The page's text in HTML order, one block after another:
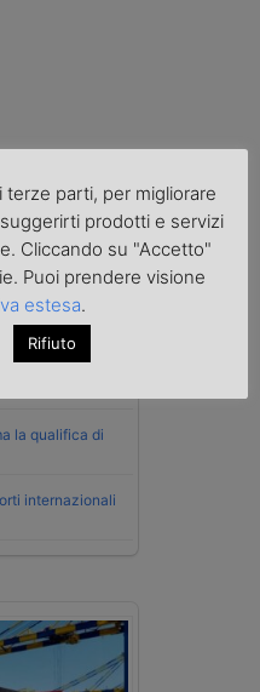
Strada punta
per infortunio
la qualifica di
internazionali
parti, per migliorare
prodotti e servizi
Cliccando su "Accetto"
Puoi prendere visione
estesa.
Rifiuto